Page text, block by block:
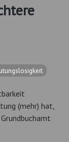
(mehr) hat,